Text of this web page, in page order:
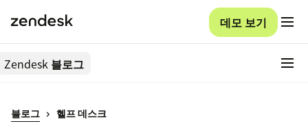
데모 보기
Zendesk 블로그
블로그 헬프 데스크